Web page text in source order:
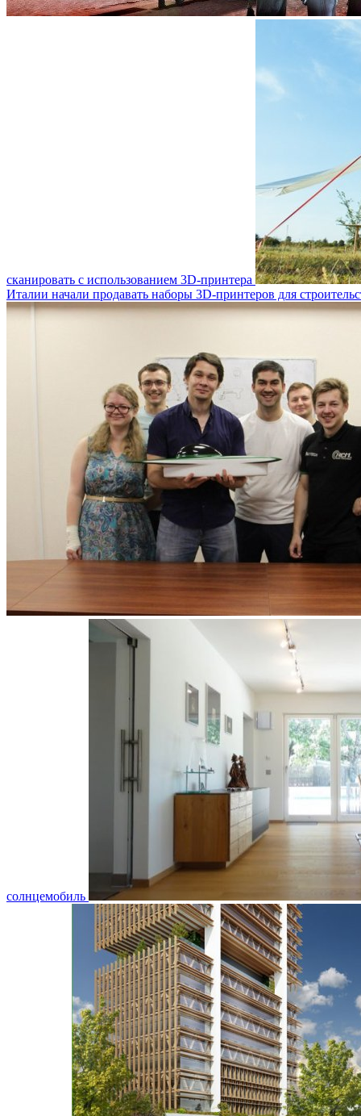
сканировать с использованием 3D-принтера
Италии начали продавать наборы 3D-принтеров для
солнцемобиль